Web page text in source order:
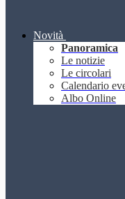
Novità
Panoramica
Le notizie
Le circolari
Calendario
Albo Online